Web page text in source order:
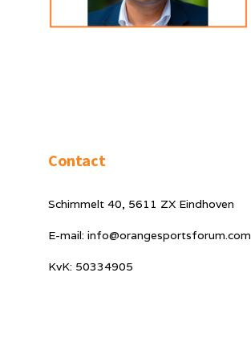
Contact
Schimmelt 40, 5611 ZX Eindhoven
E-mail: info@orangesportsforum.com
KvK: 50334905